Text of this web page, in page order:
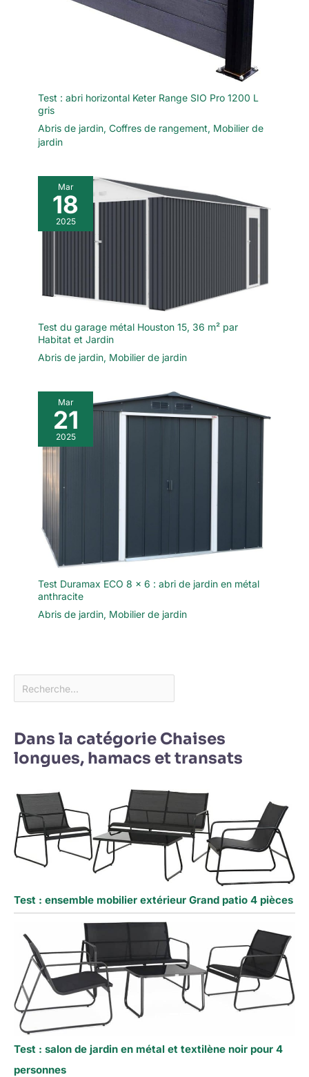
Test : abri horizontal Keter Range SIO Pro 1200 L
gris
Abris de jardin, Coffres de rangement, Mobilier de
jardin
Mar
18
2025
Test du garage métal Houston 15, 36 m² par
Habitat et Jardin
Abris de jardin, Mobilier de jardin
Mar
21
2025
Test Duramax ECO 8 x 6 : abri de jardin en métal
anthracite
Abris de jardin, Mobilier de jardin
Dans la catégorie Chaises
longues, hamacs et transats
Test : ensemble mobilier extérieur Grand patio 4 pièces
Test : salon de jardin en métal et textilène noir pour 4
personnes